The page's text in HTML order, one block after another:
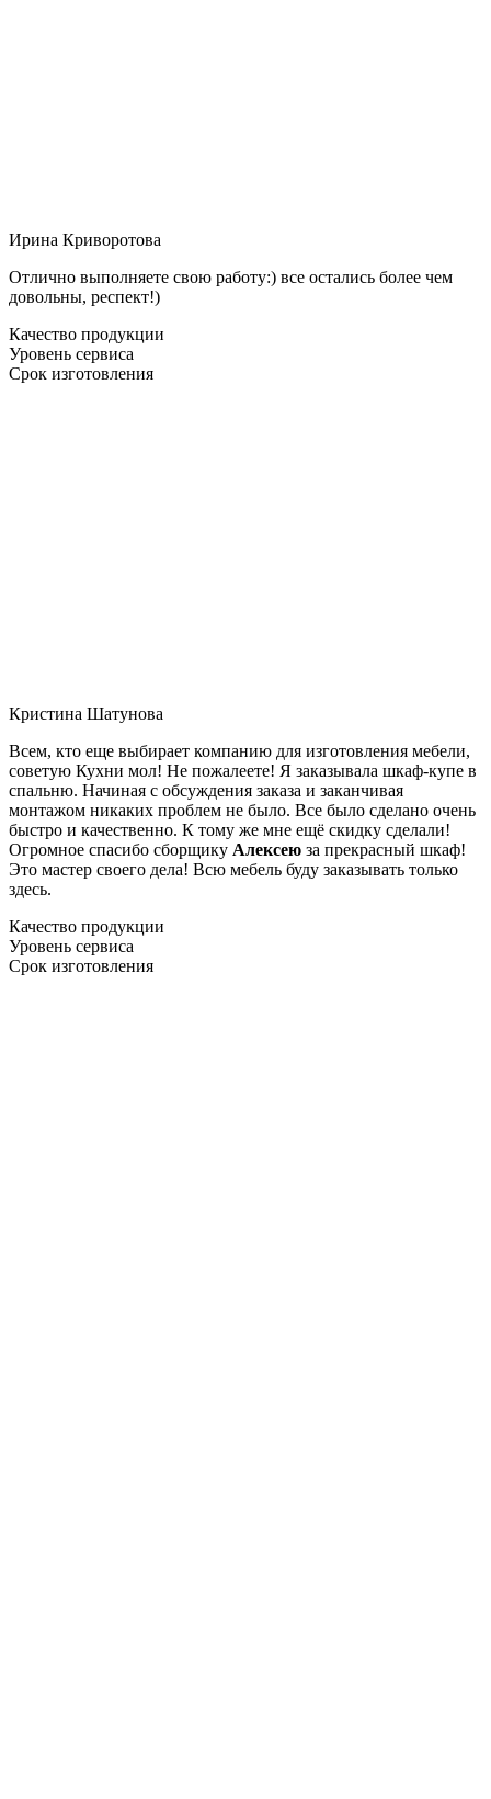
Ирина Криворотова
Отлично выполняете свою работу:) все остались более чем
довольны, респект!)
Качество продукции
Уровень сервиса
Срок изготовления
Кристина Шатунова
Всем, кто еще выбирает компанию для изготовления мебели,
советую Кухни мол! Не пожалеете! Я заказывала шкаф-купе в
спальню. Начиная с обсуждения заказа и заканчивая
монтажом никаких проблем не было. Все было сделано очень
быстро и качественно. К тому же мне ещё скидку сделали!
Огромное спасибо сборщику Алексею за прекрасный шкаф!
Это мастер своего дела! Всю мебель буду заказывать только
здесь.
Качество продукции
Уровень сервиса
Срок изготовления